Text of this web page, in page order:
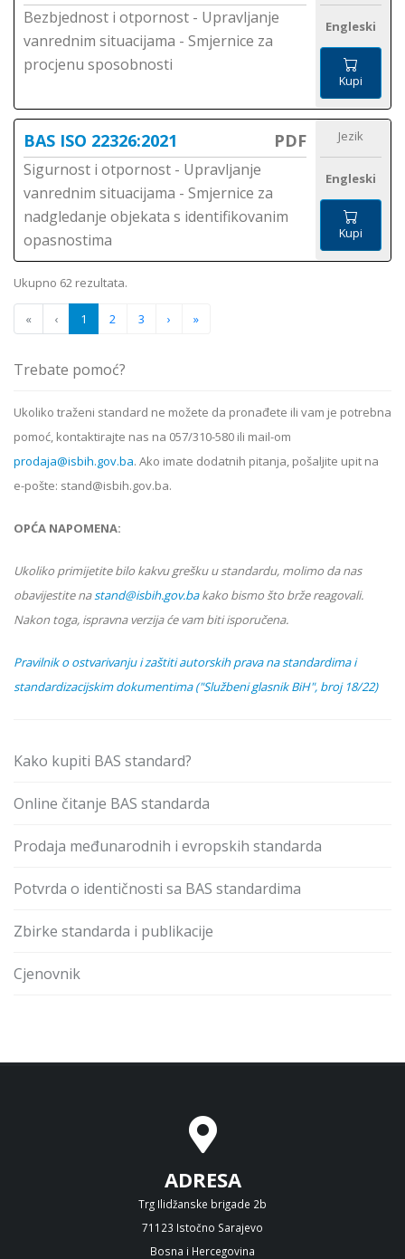
Bezbјednost i otpornost - Upravljanje
vanrednim situacijama - Smjernice za
procjenu sposobnosti
Engleski
Kupi
BAS ISO 22326:2021 PDF
Sigurnost i otpornost - Upravljanje
vanrednim situacijama - Smjernice za
nadgledanje objekata s identifikovanim
opasnostima
Jezik
Engleski
Kupi
Ukupno 62 rezultata.
« ‹ 1 2 3 › »
Trebate pomoć?
Ukoliko traženi standard ne možete da pronađete ili vam je potrebna
pomoć, kontaktirajte nas na 057/310-580 ili mail-om
prodaja@isbih.gov.ba. Ako imate dodatnih pitanja, pošaljite upit na
e-pošte: stand@isbih.gov.ba.
OPĆA NAPOMENA:
Ukoliko primijetite bilo kakvu grešku u standardu, molimo da nas
obavijestite nastand@isbih.gov.bakako bismo što brže reagovali.
Nakon toga, ispravna verzija će vam biti isporučena.
Pravilnik o ostvarivanju i zaštiti autorskih prava na standardima i
standardizacijskim dokumentima ("Službeni glasnik BiH", broj 18/22)
Kako kupiti BAS standard?
Online čitanje BAS standarda
Prodaja međunarodnih i evropskih standarda
Potvrda o identičnosti sa BAS standardima
Zbirke standarda i publikacije
Cjenovnik
ADRESA
Trg Ilidžanske brigade 2b
71123 Istočno Sarajevo
Bosna i Hercegovina